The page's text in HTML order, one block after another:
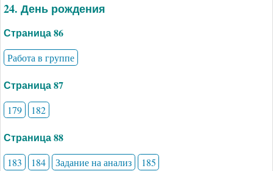
24. День рождения
Страница 86
Работа в группе
Страница 87
179 182
Страница 88
183 184 Задание на анализ 185